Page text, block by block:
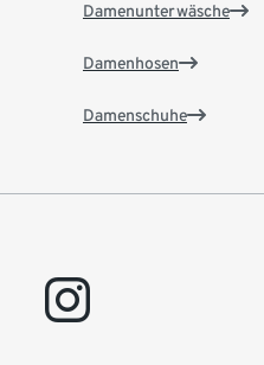
Damenunterwäsche
Damenhosen
Damenschuhe
instagram